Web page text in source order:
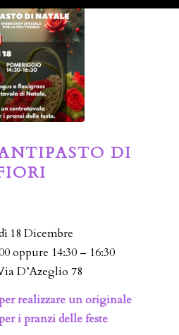
DI
18 Dicembre
oppure 14:30 – 16:30
D’Azeglio 78
realizzare un originale
i pranzi delle feste